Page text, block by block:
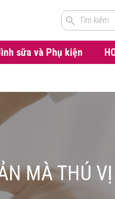
Tìm kiếm
sữa và Phụ kiện
MÀ THÚ VỊ